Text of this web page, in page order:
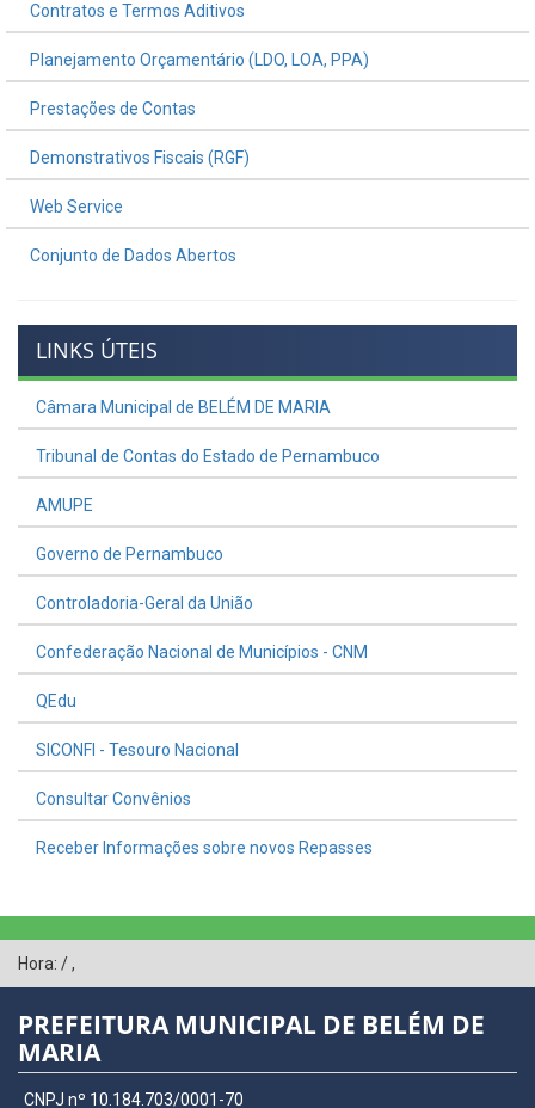
Contratos e Termos Aditivos
Planejamento Orçamentário (LDO, LOA, PPA)
Prestações de Contas
Demonstrativos Fiscais (RGF)
Web Service
Conjunto de Dados Abertos
LINKS ÚTEIS
Câmara Municipal de BELÉM DE MARIA
Tribunal de Contas do Estado de Pernambuco
AMUPE
Governo de Pernambuco
Controladoria-Geral da União
Confederação Nacional de Municípios - CNM
QEdu
SICONFI - Tesouro Nacional
Consultar Convênios
Receber Informações sobre novos Repasses
Hora: /,
PREFEITURA MUNICIPAL DE BELÉM DE
MARIA
CNPJ nº 10.184.703/0001-70